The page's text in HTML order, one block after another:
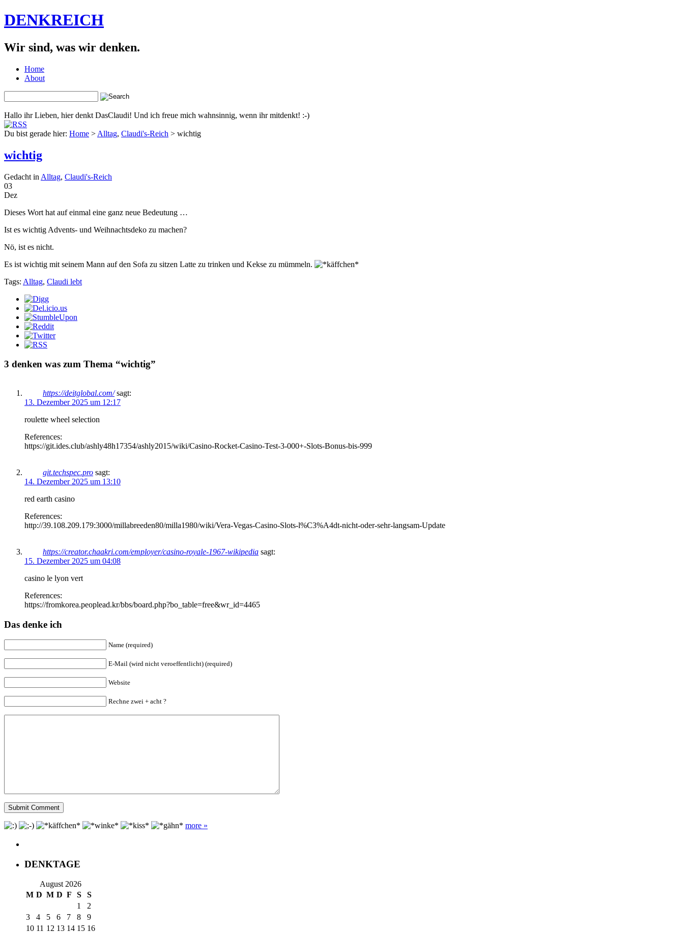
DENKREICH
Wir sind, was wir denken.
Home
About
Hallo ihr Lieben, hier denkt DasClaudi! Und ich freue mich wahnsinnig, wenn ihr mitdenkt! :-)
Du bist gerade hier: Home > Alltag, Claudi's-Reich > wichtig
wichtig
Gedacht in Alltag, Claudi's-Reich
03
Dez
Dieses Wort hat auf einmal eine ganz neue Bedeutung …
Ist es wichtig Advents- und Weihnachtsdeko zu machen?
Nö, ist es nicht.
Es ist wichtig mit seinem Mann auf den Sofa zu sitzen Latte zu trinken und Kekse zu mümmeln.
Tags: Alltag, Claudi lebt
3 denken was zum Thema “wichtig”
https://deitglobal.com/ sagt:
13. Dezember 2025 um 12:17
roulette wheel selection
References:
https://git.ides.club/ashly48h17354/ashly2015/wiki/Casino-Rocket-Casino-Test-3-000+-Slots-Bonus-bis-999
git.techspec.pro sagt:
14. Dezember 2025 um 13:10
red earth casino
References:
http://39.108.209.179:3000/millabreeden80/milla1980/wiki/Vera-Vegas-Casino-Slots-l%C3%A4dt-nicht-oder-sehr-langsam-Update
https://creator.chaakri.com/employer/casino-royale-1967-wikipedia sagt:
15. Dezember 2025 um 04:08
casino le lyon vert
References:
https://fromkorea.peoplead.kr/bbs/board.php?bo_table=free&wr_id=4465
Das denke ich
Name (required)
E-Mail (wird nicht veroeffentlicht) (required)
Website
Rechne zwei + acht ?
more »
DENKTAGE
August 2026
M D M D F S S
1
2
3
4 5 6 7 8
9
10 11 12 13 14 15 16